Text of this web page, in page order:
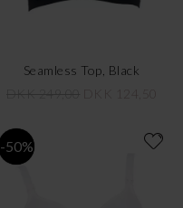
Seamless Top, Black
-50%